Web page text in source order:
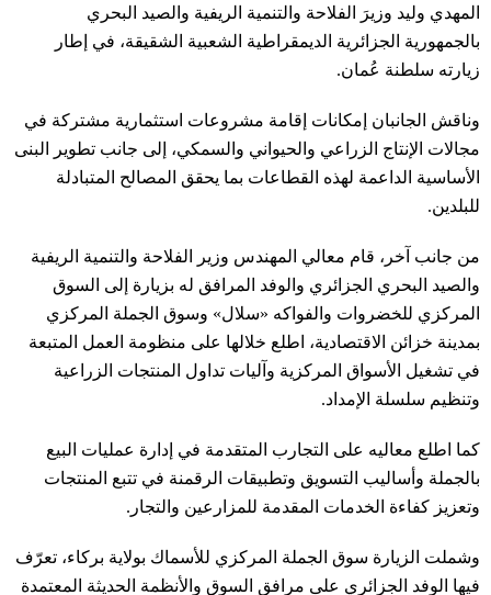
المهدي وليد وزيرَ الفلاحة والتنمية الريفية والصيد البحري
بالجمهورية الجزائرية الديمقراطية الشعبية الشقيقة، في إطار
زيارته سلطنة عُمان.
وناقش الجانبان إمكانات إقامة مشروعات استثمارية مشتركة في
مجالات الإنتاج الزراعي والحيواني والسمكي، إلى جانب تطوير البنى
الأساسية الداعمة لهذه القطاعات بما يحقق المصالح المتبادلة
للبلدين.
من جانب آخر، قام معالي المهندس وزير الفلاحة والتنمية الريفية
والصيد البحري الجزائري والوفد المرافق له بزيارة إلى السوق
المركزي للخضروات والفواكه «سلال» وسوق الجملة المركزي
بمدينة خزائن الاقتصادية، اطلع خلالها على منظومة العمل المتبعة
في تشغيل الأسواق المركزية وآليات تداول المنتجات الزراعية
وتنظيم سلسلة الإمداد.
كما اطلع معاليه على التجارب المتقدمة في إدارة عمليات البيع
بالجملة وأساليب التسويق وتطبيقات الرقمنة في تتبع المنتجات
وتعزيز كفاءة الخدمات المقدمة للمزارعين والتجار.
وشملت الزيارة سوق الجملة المركزي للأسماك بولاية بركاء، تعرّف
فيها الوفد الجزائري على مرافق السوق والأنظمة الحديثة المعتمدة